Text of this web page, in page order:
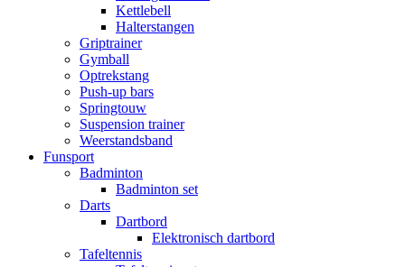
Kettlebell
Halterstangen
Griptrainer
Gymball
Optrekstang
Push-up bars
Springtouw
Suspension trainer
Weerstandsband
Funsport
Badminton
Badminton set
Darts
Dartbord
Elektronisch dartbord
Tafeltennis